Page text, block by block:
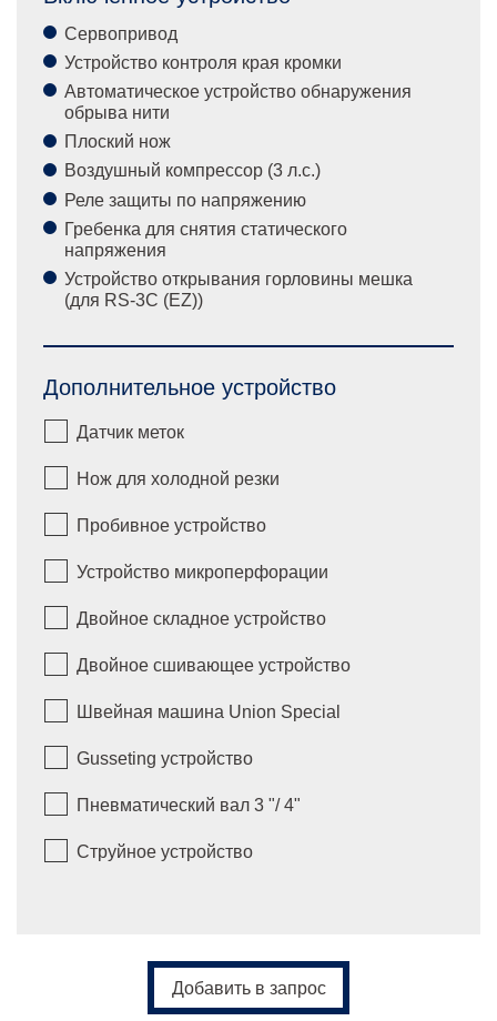
Сервопривод
Устройство контроля края кромки
Автоматическое устройство обнаружения
обрыва нити
Плоский нож
Воздушный компрессор (3 л.с.)
Реле защиты по напряжению
Гребенка для снятия статического
напряжения
Устройство открывания горловины мешка
(для RS-3C (EZ))
Дополнительное устройство
Датчик меток
Нож для холодной резки
Пробивное устройство
Устройство микроперфорации
Двойное складное устройство
Двойное сшивающее устройство
Швейная машина Union Special
Gusseting устройство
Пневматический вал 3 "/ 4"
Струйное устройство
Добавить в запрос